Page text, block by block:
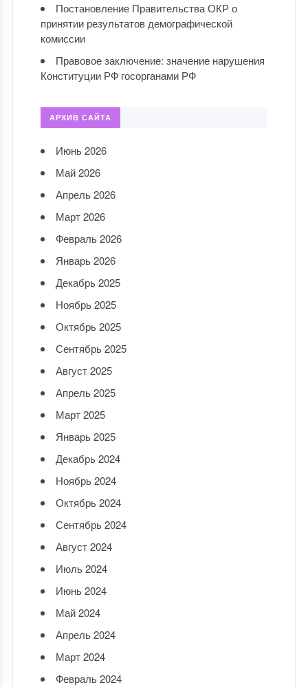
Постановление Правительства ОКР о
принятии результатов демографической
комиссии
Правовое заключение: значение нарушения
Конституции РФ госорганами РФ
АРХИВ САЙТА
Июнь 2026
Май 2026
Апрель 2026
Март 2026
Февраль 2026
Январь 2026
Декабрь 2025
Ноябрь 2025
Октябрь 2025
Сентябрь 2025
Август 2025
Апрель 2025
Март 2025
Январь 2025
Декабрь 2024
Ноябрь 2024
Октябрь 2024
Сентябрь 2024
Август 2024
Июль 2024
Июнь 2024
Май 2024
Апрель 2024
Март 2024
Февраль 2024